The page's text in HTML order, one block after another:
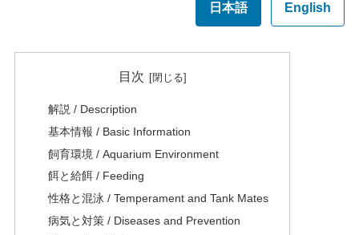
日本語 English
目次
解説 / Description
基本情報 / Basic Information
飼育環境 / Aquarium Environment
餌と給餌 / Feeding
性格と混泳 / Temperament and Tank Mates
病気と対策 / Diseases and Prevention